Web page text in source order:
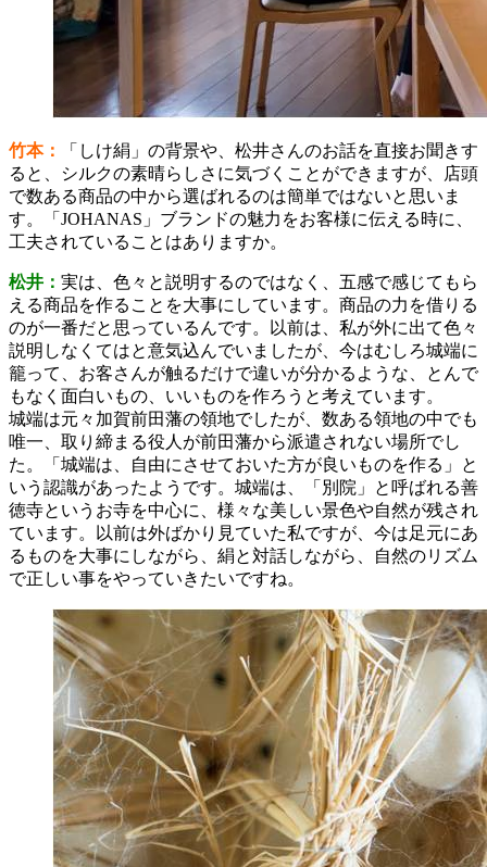
竹本：
「しけ絹」の背景や、松井さんのお話を直接お聞きす
ると、シルクの素晴らしさに気づくことができますが、店頭
で数ある商品の中から選ばれるのは簡単ではないと思いま
す。「JOHANAS」ブランドの魅力をお客様に伝える時に、
工夫されていることはありますか。
松井： 実は、色々と説明するのではなく、五感で感じてもら
える商品を作ることを大事にしています。商品の力を借りる
のが一番だと思っているんです。以前は、私が外に出て色々
説明しなくてはと意気込んでいましたが、今はむしろ城端に
籠って、お客さんが触るだけで違いが分かるような、とんで
もなく面白いもの、いいものを作ろうと考えています。
城端は元々加賀前田藩の領地でしたが、数ある領地の中でも
唯一、取り締まる役人が前田藩から派遣されない場所でし
た。「城端は、自由にさせておいた方が良いものを作る」と
いう認識があったようです。城端は、「別院」と呼ばれる善
徳寺というお寺を中心に、様々な美しい景色や自然が残され
ています。以前は外ばかり見ていた私ですが、今は足元にあ
るものを大事にしながら、絹と対話しながら、自然のリズム
で正しい事をやっていきたいですね。